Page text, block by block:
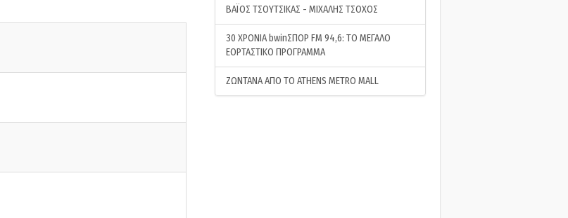
ΒΑΪΟΣ ΤΣΟΥΤΣΙΚΑΣ - ΜΙΧΑΛΗΣ ΤΣΟΧΟΣ
30 ΧΡΟΝΙΑ bwinΣΠΟΡ FM 94,6: ΤΟ ΜΕΓΑΛΟ
ΕΟΡΤΑΣΤΙΚΟ ΠΡΟΓΡΑΜΜΑ
ΖΩΝΤΑΝΑ ΑΠΟ ΤΟ ATHENS METRO MALL